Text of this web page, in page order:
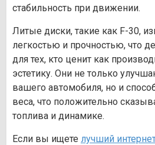
стабильность при движении.
Литые диски, такие как F-30,
легкостью и прочностью, что
для тех, кто ценит как
эстетику. Они не только
вашего автомобиля, но и
веса, что положительно
топлива и динамике.
Если вы ищете лучший